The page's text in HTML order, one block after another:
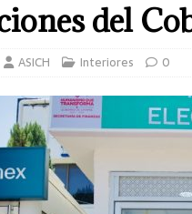
del
ASICH Interiores 0